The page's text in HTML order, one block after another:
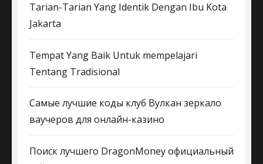
Tarian-Tarian Yang Identik Dengan Ibu Kota
Jakarta
Tempat Yang Baik Untuk mempelajari
Tentang Tradisional
Самые лучшие коды клуб Вулкан зеркало
ваучеров для онлайн-казино
Поиск лучшего DragonMoney официальный